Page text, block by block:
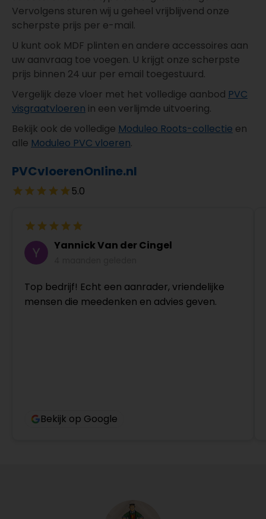
Vervolgens sturen wij u geheel vrijblijvend onze
scherpste prijs per e-mail.
U kunt ook MDF plinten en andere accessoires aan
uw aanvraag toe voegen. U krijgt onze scherpste
prijs binnen 24 uur per email toegestuurd.
Vergelijk deze vloer met het volledige aanbod PVC
visgraatvloeren in een verlijmde uitvoering.
Bekijk ook de volledige Moduleo Roots-collectie en
alle Moduleo PVC vloeren.
PVCvloerenOnline.nl
5.0
Yannick Van der Cingel
Top bedrijf! Echt een aanrader, vriendelijke
mensen die meedenken en advies geven.
Bekijk op Google